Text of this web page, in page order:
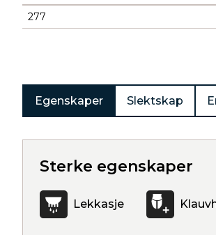
277
Egenskaper Slektskap
Sterke egenskaper
Lekkasje